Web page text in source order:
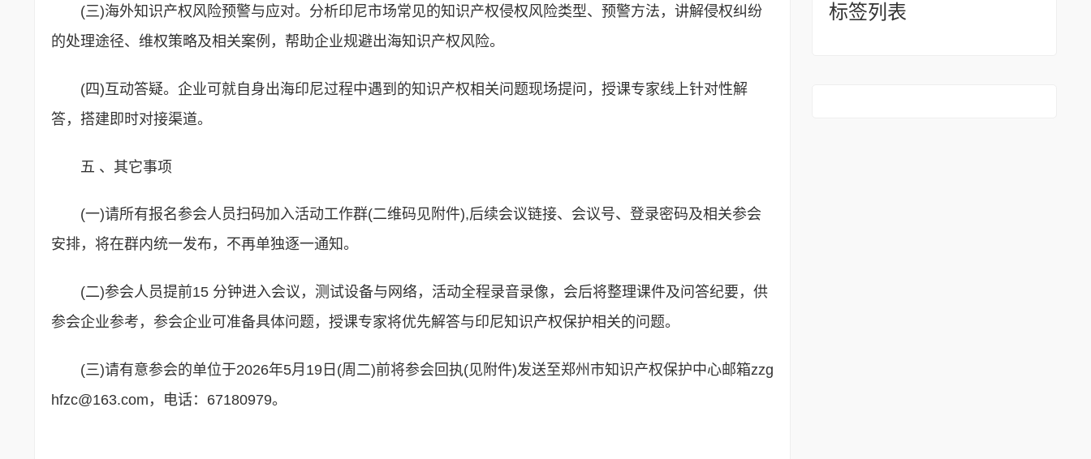
(三)海外知识产权风险预警与应对。分析印尼市场常见的知识产权侵权风险类型、预警方法，讲解侵权纠纷
的处理途径、维权策略及相关案例，帮助企业规避出海知识产权风险。
(四)互动答疑。企业可就自身出海印尼过程中遇到的知识产权相关问题现场提问，授课专家线上针对性解
答，搭建即时对接渠道。
五 、其它事项
(一)请所有报名参会人员扫码加入活动工作群(二维码见附件),后续会议链接、会议号、登录密码及相关参会
安排，将在群内统一发布，不再单独逐一通知。
(二)参会人员提前15 分钟进入会议，测试设备与网络，活动全程录音录像，会后将整理课件及问答纪要，供
参会企业参考，参会企业可准备具体问题，授课专家将优先解答与印尼知识产权保护相关的问题。
(三)请有意参会的单位于2026年5月19日(周二)前将参会回执(见附件)发送至郑州市知识产权保护中心邮箱zzg
hfzc@163.com，电话：67180979。
标签列表